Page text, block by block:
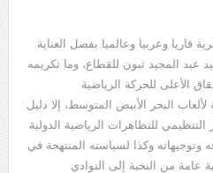
قاريا وعربيا وعالميا بفضل العناية
عبد المجيد تبون للقطاع، وما تكريمه
الأعلى للحركة الرياضية
البحر الأبيض المتوسط، إلا دليل
للتظاهرات الرياضية الدولية
وتوجيهاته وكذا لسياسته المنتهجة في
عامة من النخبة إلى النوادي